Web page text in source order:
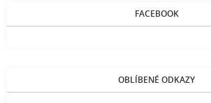
FACEBOOK
OBLÍBENÉ ODKAZY